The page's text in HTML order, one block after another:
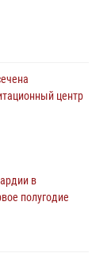
центр
мероприятий в
в
полугодие